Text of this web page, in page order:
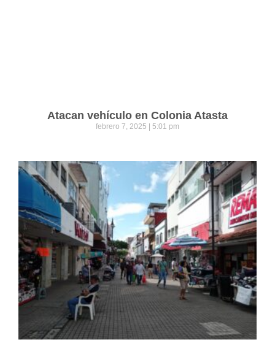
Atacan vehículo en Colonia Atasta
febrero 7, 2025 5:01 pm